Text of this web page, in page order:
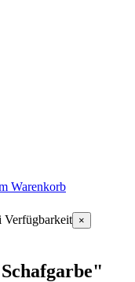
Warenkorb
Verfügbarkeit ×